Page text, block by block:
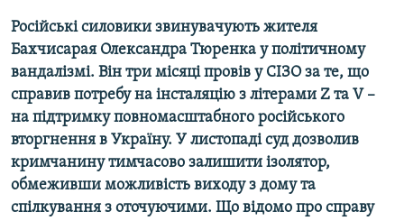
Російські силовики звинувачують жителя
Бахчисарая Олександра Тюренка у політичному
вандалізмі. Він три місяці провів у СІЗО за те, що
справив потребу на інсталяцію з літерами Z та V –
на підтримку повномасштабного російського
вторгнення в Україну. У листопаді суд дозволив
кримчанину тимчасово залишити ізолятор,
обмеживши можливість виходу з дому та
спілкування з оточуючими. Що відомо про справу